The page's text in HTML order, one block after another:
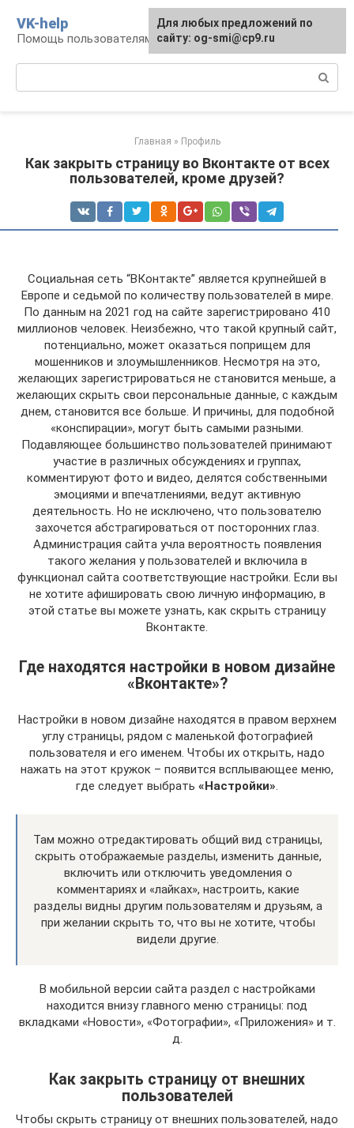
контенту
VK-help
Помощь пользователям соцсети ВКонтакте
Главная » Профиль
Как закрыть страницу во Вконтакте от всех
пользователей, кроме друзей?
Социальная сеть “ВКонтакте” является крупнейшей в
Европе и седьмой по количеству пользователей в мире.
По данным на 2021 год на сайте зарегистрировано 410
миллионов человек. Неизбежно, что такой крупный сайт,
потенциально, может оказаться поприщем для
мошенников и злоумышленников. Несмотря на это,
желающих зарегистрироваться не становится меньше, а
желающих скрыть свои персональные данные, с каждым
днем, становится все больше. И причины, для подобной
«конспирации», могут быть самыми разными.
Подавляющее большинство пользователей принимают
участие в различных обсуждениях и группах,
комментируют фото и видео, делятся собственными
эмоциями и впечатлениями, ведут активную
деятельность. Но не исключено, что пользователю
захочется абстрагироваться от посторонних глаз.
Администрация сайта учла вероятность появления
такого желания у пользователей и включила в
функционал сайта соответствующие настройки. Если вы
не хотите афишировать свою личную информацию, в
этой статье вы можете узнать, как скрыть страницу
Вконтакте.
Где находятся настройки в новом дизайне
«Вконтакте»?
Настройки в новом дизайне находятся в правом верхнем
углу страницы, рядом с маленькой фотографией
пользователя и его именем. Чтобы их открыть, надо
нажать на этот кружок – появится всплывающее меню,
где следует выбрать «Настройки».
Там можно отредактировать общий вид страницы,
скрыть отображаемые разделы, изменить данные,
включить или отключить уведомления о
комментариях и «лайках», настроить, какие
разделы видны другим пользователям и друзьям, а
при желании скрыть то, что вы не хотите, чтобы
видели другие.
В мобильной версии сайта раздел с настройками
находится внизу главного меню страницы: под
вкладками «Новости», «Фотографии», «Приложения» и т.
д.
Как закрыть страницу от внешних
пользователей
Чтобы скрыть страницу от внешних пользователей, надо
Для любых предложений по
сайту: og-smi@cp9.ru